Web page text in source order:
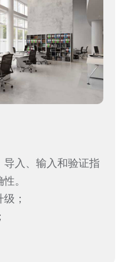
入、输入和验证指
。
；